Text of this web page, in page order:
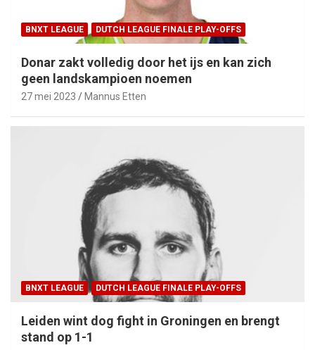
BNXT LEAGUE DUTCH LEAGUE FINALE PLAY-OFFS
Donar zakt volledig door het ijs en kan zich
geen landskampioen noemen
27 mei 2023 Mannus Etten
BNXT LEAGUE DUTCH LEAGUE FINALE PLAY-OFFS
Leiden wint dog fight in Groningen en brengt
stand op 1-1